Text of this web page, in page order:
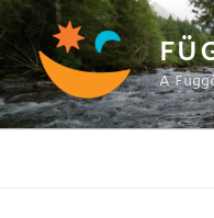
Tartalomhoz
A